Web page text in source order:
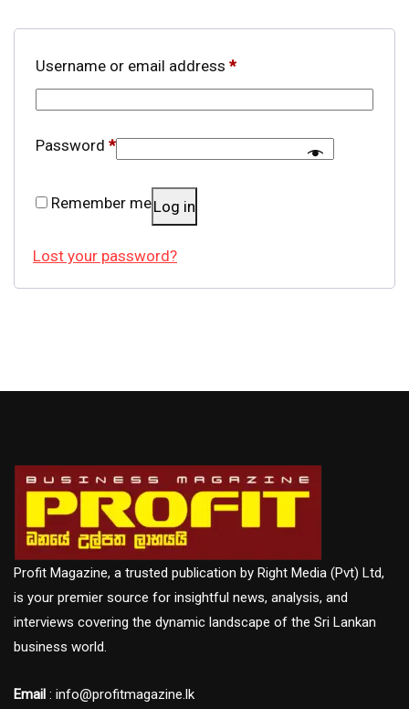
Username or email address *
Password *
Remember meLog in
Lost your password?
Profit Magazine, a trusted publication by Right Media (Pvt) Ltd,
is your premier source for insightful news, analysis, and
interviews covering the dynamic landscape of the Sri Lankan
business world.
Email : info@profitmagazine.lk